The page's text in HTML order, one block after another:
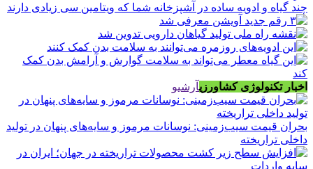
چند گیاه و ادویه ساده در آشپزخانه شما که ویتامین سی زیادی دارند
اخبار تکنولوژی کشاورزیآرشیو
بحران قیمت سیب‌زمینی: نوسانات مرموز و سایه‌های پنهان در تولید
داخلی تراریخته